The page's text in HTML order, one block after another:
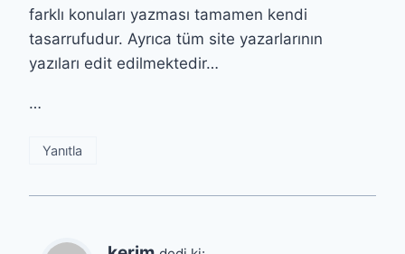
farklı konuları yazması tamamen kendi
tasarrufudur. Ayrıca tüm site yazarlarının
yazıları edit edilmektedir…
…
Yanıtla